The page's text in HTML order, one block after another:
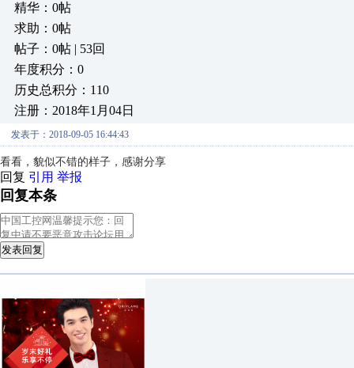
精华：0帖
求助：0帖
帖子：0帖 | 53回
年度积分：0
历史总积分：110
注册：2018年1月04日
发表于：2018-09-05 16:44:43
看看，貌似不错的样子，感谢分享
回复 引用 举报
回复本条
发表回复